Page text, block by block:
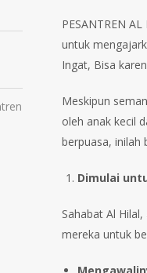
PESANTREN
untuk
Ingat, Bisa
Meskipun
oleh anak kecil
berpuasa, inilah
Dimulai
Sahabat Al
mereka untuk